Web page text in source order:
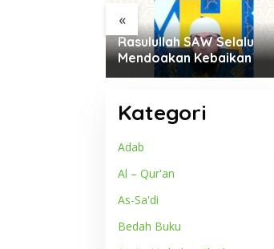
«
Rasulullah SAW Selalu
Mendoakan Kebaikan
Kategori
Adab
Al – Qur'an
As-Sa'di
Bedah Buku